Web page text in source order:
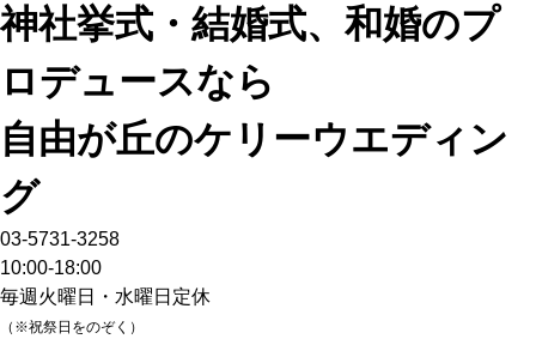
神社挙式・結婚式、和婚のプ
ロデュースなら
自由が丘のケリーウエディン
グ
03-5731-3258
10:00-18:00
毎週火曜日・水曜日定休
（※祝祭日をのぞく）